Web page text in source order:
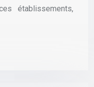
établissements,